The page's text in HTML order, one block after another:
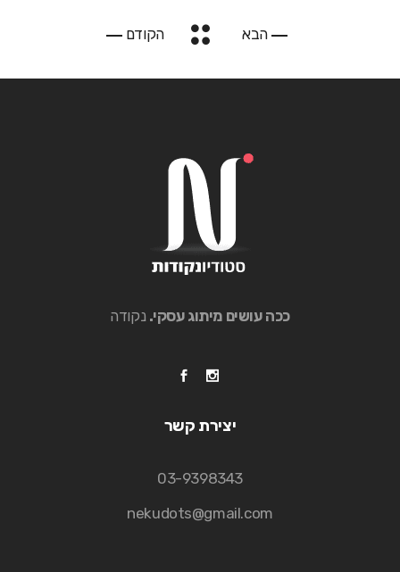
הבא הקודם
ככה עושים מיתוג עסקי. נקודה
יצירת קשר
03-9398343
nekudots@gmail.com